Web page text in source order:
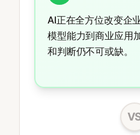
AI正在全方位改变企
模型能力到商业应用
和判断仍不可或缺。